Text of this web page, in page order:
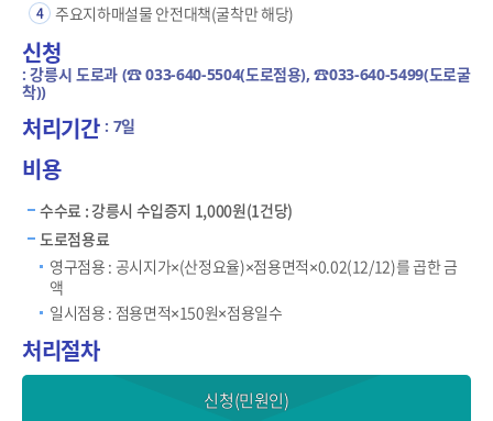
4 주요지하매설물 안전대책(굴착만 해당)
신청
: 강릉시 도로과 (☎ 033-640-5504(도로점용), ☎033-640-5499(도로굴
착))
처리기간 : 7일
비용
수수료 : 강릉시 수입증지 1,000원(1건당)
도로점용료
영구점용 : 공시지가×(산정요율)×점용면적×0.02(12/12)를 곱한 금
액
일시점용 : 점용면적×150원×점용일수
처리절차
신청(민원인)